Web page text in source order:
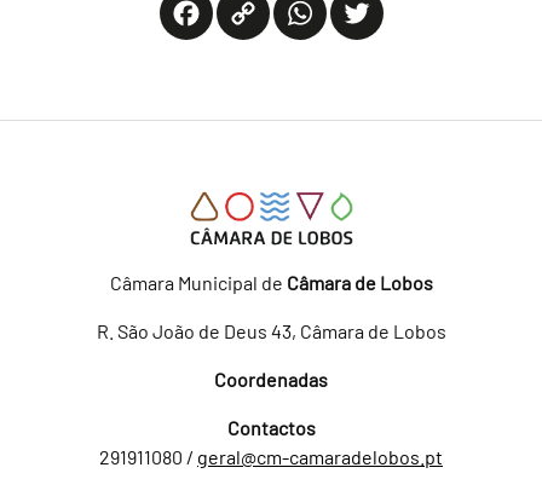
Facebook
Copy
WhatsApp
Câmara Municipal de Câmara de Lobos
R. São João de Deus 43, Câmara de Lobos
Coordenadas
Contactos
291911080 / geral@cm-camaradelobos.pt